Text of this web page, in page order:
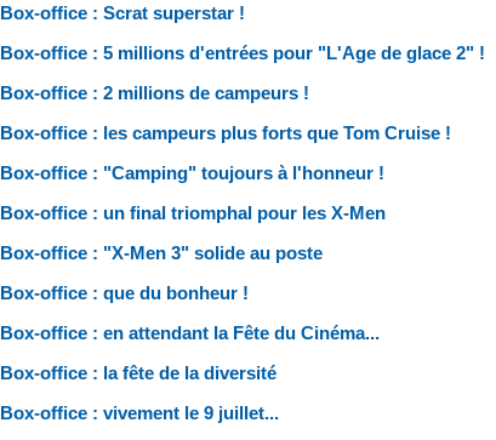
Box-office : Scrat superstar !
Box-office : 5 millions d'entrées pour "L'Age de glace 2" !
Box-office : 2 millions de campeurs !
Box-office : les campeurs plus forts que Tom Cruise !
Box-office : "Camping" toujours à l'honneur !
Box-office : un final triomphal pour les X-Men
Box-office : "X-Men 3" solide au poste
Box-office : que du bonheur !
Box-office : en attendant la Fête du Cinéma...
Box-office : la fête de la diversité
Box-office : vivement le 9 juillet...